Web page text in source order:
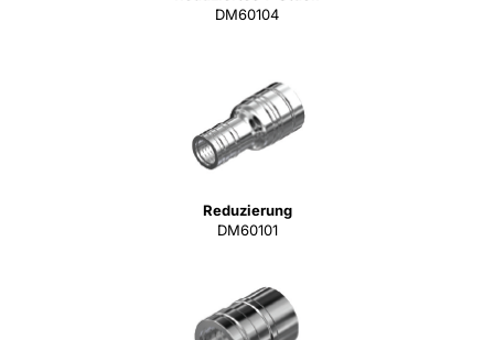
DM60104
Reduzierung
DM60101